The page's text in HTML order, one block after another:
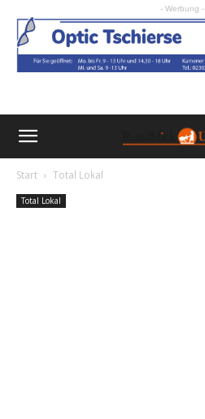
- Werbung -
Start Total Lokal
Total Lokal